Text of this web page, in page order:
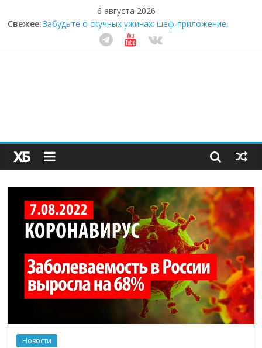
6 августа 2026
Свежее:Забудьте о скучных ужинах: шеф-приложение,
которое видит вашу еду насквозь
Небо зовёт: как бизнес на полётах дронов и
Секрет супергидратации: почему кокосовая вода с
пребиотиками становится главным трендом
здорового питания
Новости